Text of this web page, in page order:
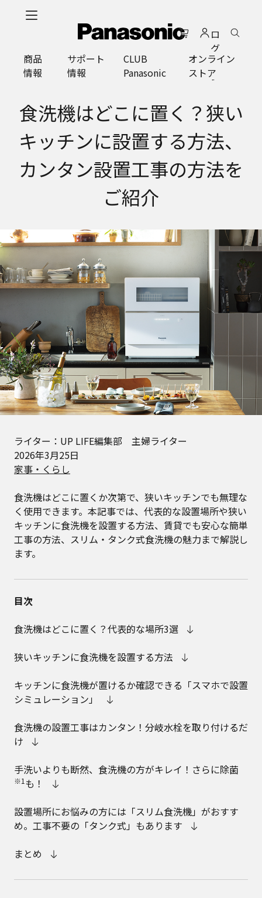
ロ
グ
イ
ン
商品
情報
サポート
情報
CLUB
Panasonic
オンライン
ストア
食洗機はどこに置く？狭い
キッチンに設置する方法、
カンタン設置工事の方法を
ご紹介
ライター：UP LIFE編集部 主婦ライター
2026年3月25日
家事・くらし
食洗機はどこに置くか次第で、狭いキッチンでも無理な
く使用できます。本記事では、代表的な設置場所や狭い
キッチンに食洗機を設置する方法、賃貸でも安心な簡単
工事の方法、スリム・タンク式食洗機の魅力まで解説し
ます。
目次
食洗機はどこに置く？代表的な場所3選
狭いキッチンに食洗機を設置する方法
キッチンに食洗機が置けるか確認できる「スマホで設置
シミュレーション」
食洗機の設置工事はカンタン！分岐水栓を取り付けるだ
け
手洗いよりも断然、食洗機の方がキレイ！さらに除菌
※1 も！
設置場所にお悩みの方には「スリム食洗機」がおすす
め。工事不要の「タンク式」もあります
まとめ